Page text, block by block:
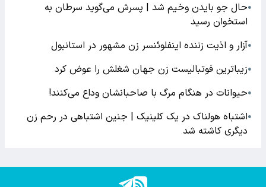
●حال جو بایدن وخیم شد | پسرش می‌گوید سرطان به
استخوان رسید
●آزار و اذیت زننده اینفلوئنسر زن مشهور در استانبول
●زیباترین فوتبالیست زن جهان شغلش را عوض کرد
●حیوانات در هنگام مرگ با صاحبانشان وداع می‌کنند!
●اشتباه هولناک در یک کلینیک | جنین اشتباهی در رحم زن
دیگری کاشته شد